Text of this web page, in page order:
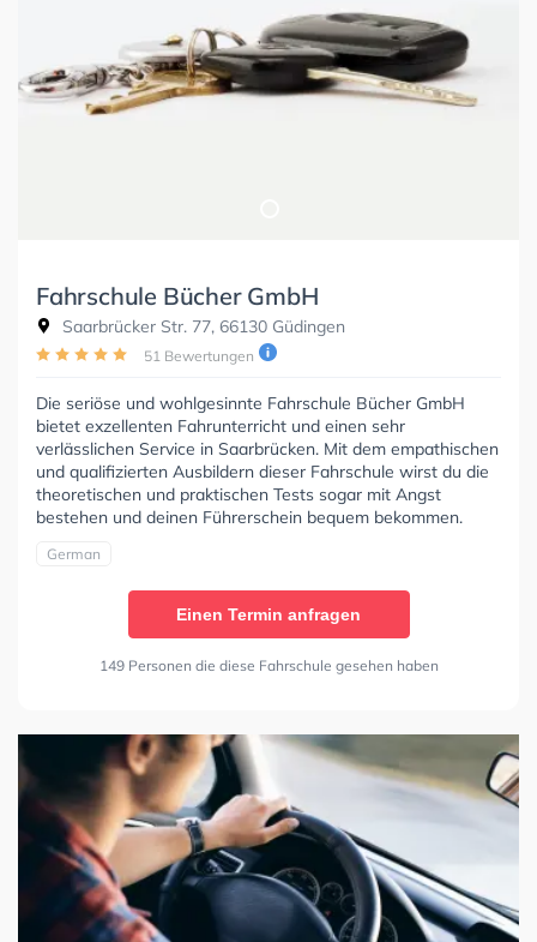
Fahrschule Bücher GmbH
Saarbrücker Str. 77, 66130 Güdingen
51 Bewertungen
Die seriöse und wohlgesinnte Fahrschule Bücher GmbH
bietet exzellenten Fahrunterricht und einen sehr
verlässlichen Service in Saarbrücken. Mit dem empathischen
und qualifizierten Ausbildern dieser Fahrschule wirst du die
theoretischen und praktischen Tests sogar mit Angst
bestehen und deinen Führerschein bequem bekommen.
German
Einen Termin anfragen
149 Personen die diese Fahrschule gesehen haben